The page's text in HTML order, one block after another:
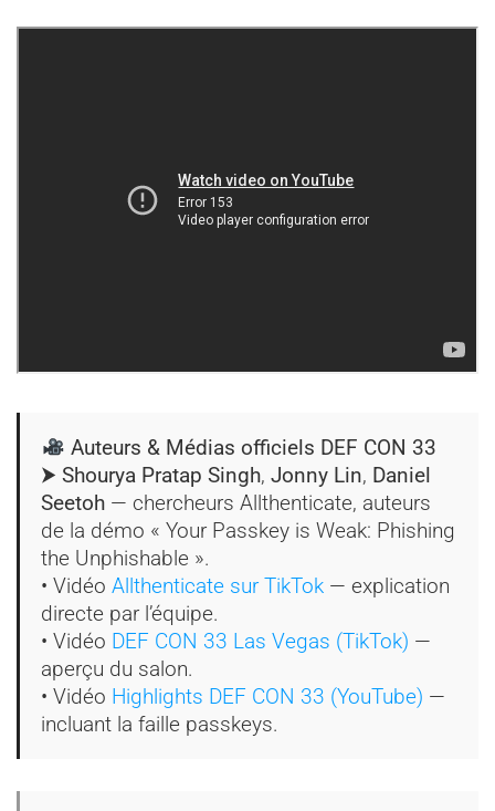
Auteurs & Médias officiels DEF CON 33
⮞ Shourya Pratap Singh,Jonny Lin, Daniel
Seetoh — chercheurs Allthenticate, auteurs
de la démo « Your Passkey is Weak: Phishing
the Unphishable ».
• VidéoAllthenticate sur TikTok — explication
directe par l’équipe.
• Vidéo DEF CON 33 Las Vegas (TikTok) —
aperçu du salon.
• Vidéo Highlights DEF CON 33 (YouTube) —
incluant la faille passkeys.